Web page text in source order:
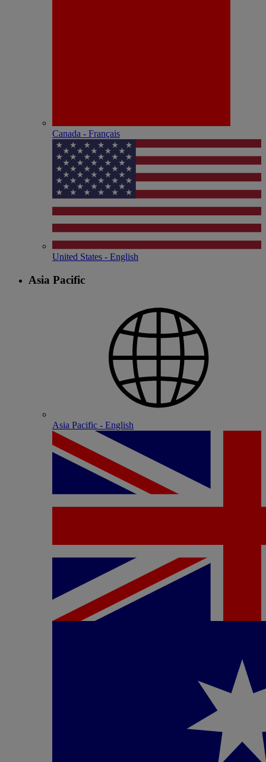
Canada - Français
United States - English
Asia Pacific
Asia Pacific - English